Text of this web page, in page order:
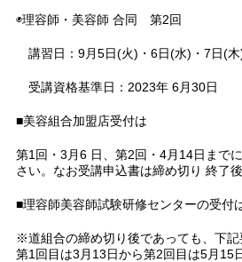
◉理容師・美容師 合同 第2回
講習日：9月5日(火)・6日(水)・7日(
受講資格基準日： 2023年 6月30日
■美容組合加盟店受付は
第1回・3月6 日、第2回・4月14日まで
さい。なお受講申込書は締め切り 終了
■理容師美容師試験研修センターの受付
※道組合の締め切り後であっても、下
第1回目は3月13日から第2回目は5月15